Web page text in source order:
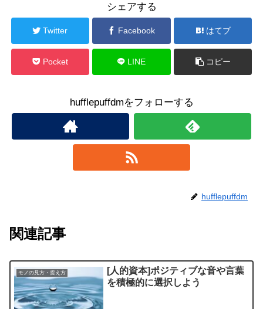
シェアする
Twitter Facebook はてブ
Pocket LINE コピー
hufflepuffdmをフォローする
hufflepuffdm
関連記事
モノの見方・捉え方
[人的資本]ポジティブな音や言葉
を積極的に選択しよう